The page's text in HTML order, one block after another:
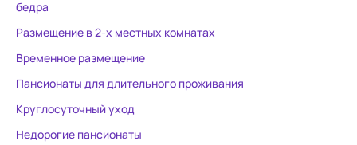
бедра
Размещение в 2-х местных комнатах
Временное размещение
Пансионаты для длительного проживания
Круглосуточный уход
Недорогие пансионаты